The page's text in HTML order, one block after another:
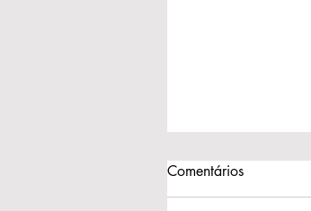
Comentários